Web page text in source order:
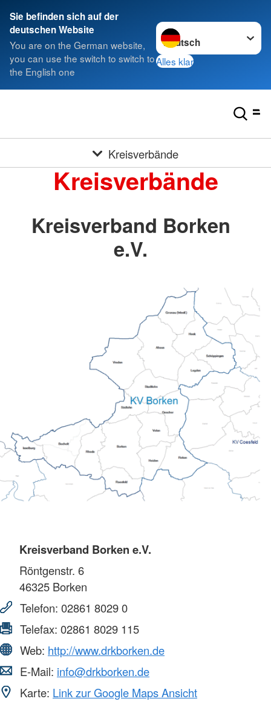
Sie befinden sich auf der
deutschen Website
You are on the German website,
you can use the switch to switch to
the English one
Sprache wechseln zu
Alles klar
Kreisverbände
Kreisverbände
Kreisverband Borken
e.V.
Kreisverband Borken e.V.
Röntgenstr. 6
46325 Borken
Telefon: 02861 8029 0
Telefax: 02861 8029 115
Web: http://www.drkborken.de
E-Mail: info@drkborken.de
Karte: Link zur Google Maps Ansicht